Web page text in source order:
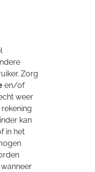
Zorg
en/of
weer
kan
in het